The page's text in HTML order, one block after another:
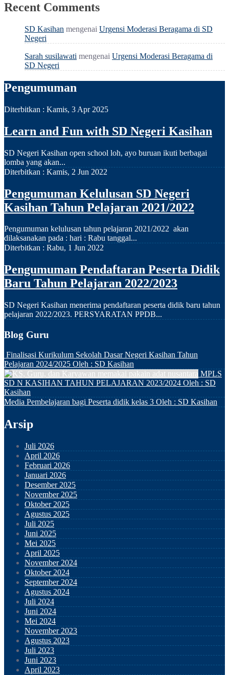
Recent Comments
SD Kasihan mengenai Urgensi Moderasi Beragama di SD
Negeri
Sarah susilawati mengenai Urgensi Moderasi Beragama di
SD Negeri
Pengumuman
Diterbitkan : Kamis, 3 Apr 2025
Learn and Fun with SD Negeri Kasihan
SD Negeri Kasihan open school loh, ayo buruan ikuti berbagai
lomba yang akan...
Diterbitkan : Kamis, 2 Jun 2022
Pengumuman Kelulusan SD Negeri
Kasihan Tahun Pelajaran 2021/2022
Pengumuman kelulusan tahun pelajaran 2021/2022 akan
dilaksanakan pada : hari : Rabu tanggal...
Diterbitkan : Rabu, 1 Jun 2022
Pengumuman Pendaftaran Peserta Didik
Baru Tahun Pelajaran 2022/2023
SD Negeri Kasihan menerima pendaftaran peserta didik baru tahun
pelajaran 2022/2023. PERSYARATAN PPDB...
Blog Guru
Finalisasi Kurikulum Sekolah Dasar Negeri Kasihan Tahun
Pelajaran 2024/2025 Oleh : SD Kasihan
MPLS
SD N KASIHAN TAHUN PELAJARAN 2023/2024 Oleh : SD
Kasihan
Media Pembelajaran bagi Peserta didik kelas 3 Oleh : SD Kasihan
Arsip
Juli 2026
April 2026
Februari 2026
Januari 2026
Desember 2025
November 2025
Oktober 2025
Agustus 2025
Juli 2025
Juni 2025
Mei 2025
April 2025
November 2024
Oktober 2024
September 2024
Agustus 2024
Juli 2024
Juni 2024
Mei 2024
November 2023
Agustus 2023
Juli 2023
Juni 2023
April 2023